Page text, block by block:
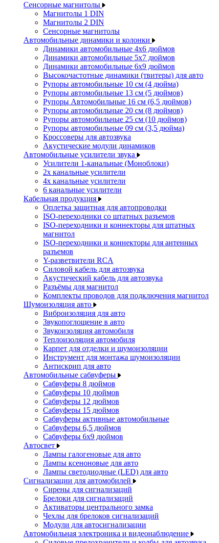
Сенсорные магнитолы
Магнитолы 1 DIN
Магнитолы 2 DIN
Сенсорные магнитолы
Автомобильные динамики и колонки
Динамики автомобильные 4x6 дюймов
Динамики автомобильные 5x7 дюймов
Динамики автомобильные 6x9 дюймов
Высокочастотные динамики (твитеры) для авто
Рупоры автомобильные 10 см (4 дюйма)
Рупоры автомобильные 13 см (5 дюймов)
Рупоры Автомобильные 16 см (6,5 дюймов)
Рупоры автомобильные 20 см (8 дюймов)
Рупоры автомобильные 25 см (10 дюймов)
Рупоры автомобильные 09 см (3,5 дюйма)
Кроссоверы для автозвука
Акустические модули динамиков
Автомобильные усилители звука
Усилители 1-канальные (Моноблоки)
2х канальные усилители
4х канальные усилители
6 канальные усилители
Кабельная продукция
Оплетка защитная для автопроводки
ISO-переходники со штатных разъемов
ISO-переходники и коннекторы для штатных
магнитол
ISO-переходники и коннекторы для антенных
разъемов
Y-разветвители RCA
Силовой кабель для автозвука
Акустический кабель для автозвука
Разъёмы для магнитол
Комплекты проводов для подключения магнитол
Шумоизоляция авто
Виброизоляция для авто
Звукопоглощение в авто
Звукоизоляция автомобиля
Теплоизоляция автомобиля
Карпет для отделки и шумоизоляции
Инструмент для монтажа шумоизоляции
Антискрип для авто
Автомобильные сабвуферы
Сабвуферы 8 дюймов
Сабвуферы 10 дюймов
Сабвуферы 12 дюймов
Сабвуферы 15 дюймов
Сабвуферы активные автомобильные
Сабвуферы 6,5 дюймов
Сабвуферы 6x9 дюймов
Автосвет
Лампы галогеновые для авто
Лампы ксеноновые для авто
Лампы светодиодные (LED) для авто
Сигнализации для автомобилей
Сирены для сигнализаций
Брелоки для сигнализаций
Активаторы центрального замка
Чехлы для брелоков сигнализаций
Модули для автосигнализации
Автомобильная электроника и видеонаблюдение